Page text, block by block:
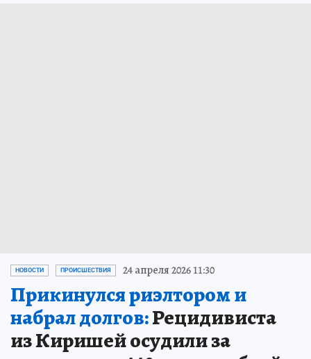
НОВОСТИ ПРОИСШЕСТВИЯ 24 апреля 2026 11:30
Прикинулся риэлтором и
набрал долгов:Рецидивиста
из Киришей осудили за